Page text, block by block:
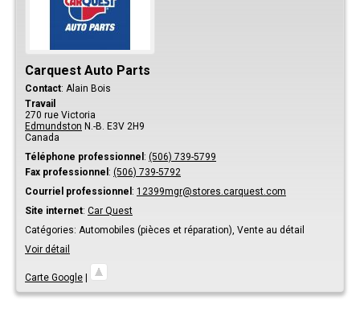
Carquest Auto Parts
Contact: Alain Bois
Travail
270 rue Victoria
Edmundston N.-B. E3V 2H9
Canada
Téléphone professionnel : (506) 739-5799
Fax professionnel : (506) 739-5792
Courriel professionnel : 12399mgr@stores.carquest.com
Site internet: Car Quest
Catégories: Automobiles (pièces et réparation), Vente au détail
Voir détail
Carte Google |